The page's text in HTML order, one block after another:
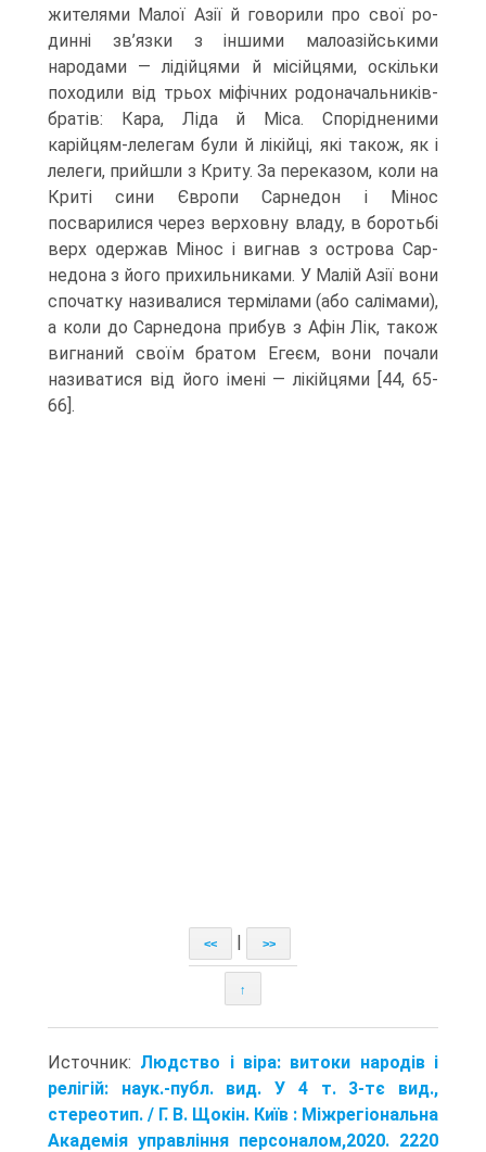
жителями Малої Азії й говорили про свої ро­
динні зв’язки з іншими малоазійськими
народами — лідійцями й місійцями, ос­кільки
походили від трьох міфічних родоначальників-
братів: Кара, Ліда й Міса. Спорідненими
карійцям-лелегам були й лікійці, які також, як і
лелеги, прийшли з Криту. За переказом, коли на
Криті сини Європи Сарнедон і Мінос
посварили­ся через верховну владу, в боротьбі
верх одержав Мінос і вигнав з острова Сар-
недона з його прихильниками. У Малій Азії вони
спочатку називалися термілами (або салімами),
а коли до Сарнедона прибув з Афін Лік, також
вигнаний своїм братом Егеєм, вони почали
називатися від його імені — лікійцями [44, 65-
66].
<< >>
↑
Источник: Людство і віра: витоки народів і
релігій: наук.-публ. вид. У 4 т. 3-тє вид.,
стереотип. / Г. В. Щокін. Київ : Міжрегіональна
Академія управління персоналом,2020. 2220